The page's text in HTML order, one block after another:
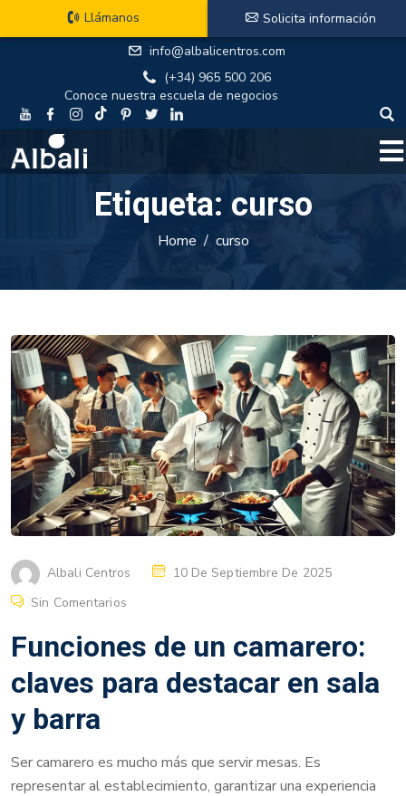
info@albalicentros.com
(+34) 965 500 206
Conoce nuestra escuela de negocios
Llámanos Solicita información
Etiqueta: curso
Home curso
Albali Centros
10 De Septiembre De 2025
Sin Comentarios
Funciones de un camarero:
claves para destacar en sala
y barra
Ser camarero es mucho más que servir mesas. Es
representar al establecimiento, garantizar una experiencia